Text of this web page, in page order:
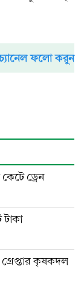
ফলো করুন
ড্রেন
টাকা
কৃষকদল